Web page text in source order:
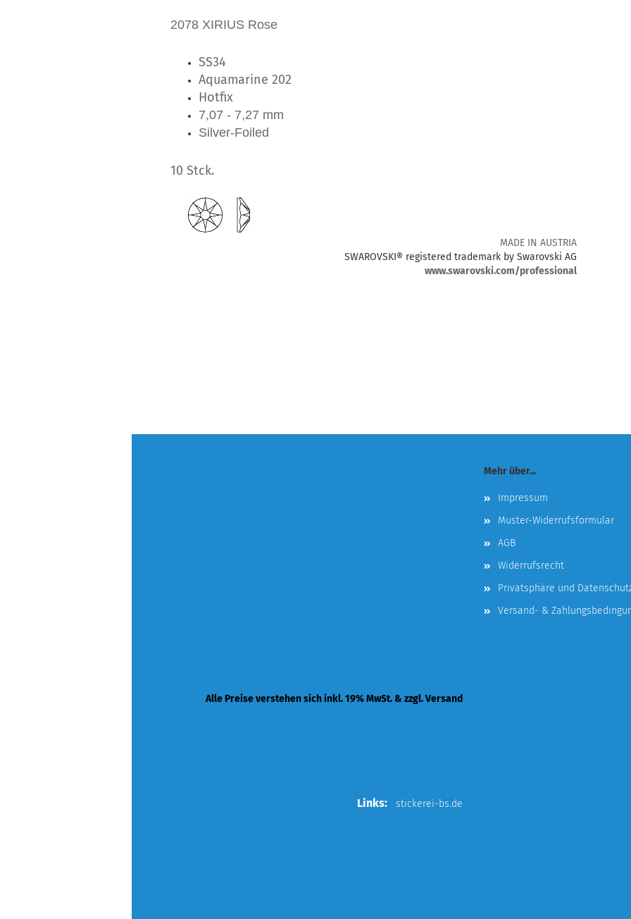
2078 XIRIUS Rose
SS34
Aquamarine 202
Hotfix
7,07 - 7,27 mm
Silver-Foiled
10 Stck.
MADE IN AUSTRIA
SWAROVSKI® registered trademark by Swarovski AG
www.swarovski.com/professional
Mehr über...
Impressum
Muster-Widerrufsformular
AGB
Widerrufsrecht
Privatsphäre und
Versand- &
Alle Preise verstehen sich inkl. 19% MwSt. & zzgl. Versand
Links: stickerei-bs.de